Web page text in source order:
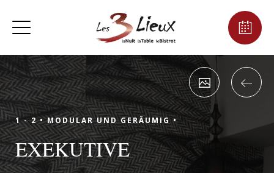
1 - 2 •MODULAR UND GERÄUMIG •
EXEKUTIVE